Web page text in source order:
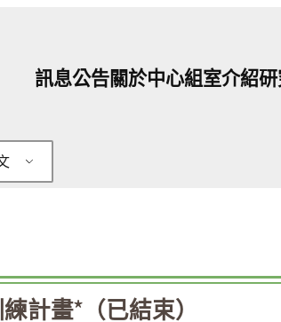
訊息公告關於中心組室介紹
計畫*（已結束）